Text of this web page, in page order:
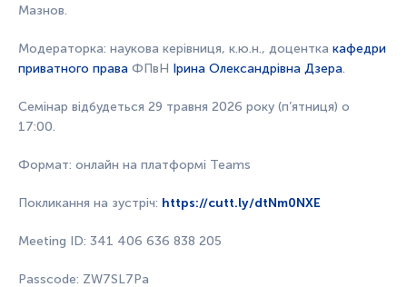
Мазнов.
Модераторка: наукова керівниця, к.ю.н., доцентка кафедри
приватного права ФПвН Ірина Олександрівна Дзера.
Семінар відбудеться 29 травня 2026 року (п’ятниця) о
17:00.
Формат: онлайн на платформі Teams
Покликання на зустріч: https://cutt.ly/dtNm0NXE
Meeting ID: 341 406 636 838 205
Passcode: ZW7SL7Pa